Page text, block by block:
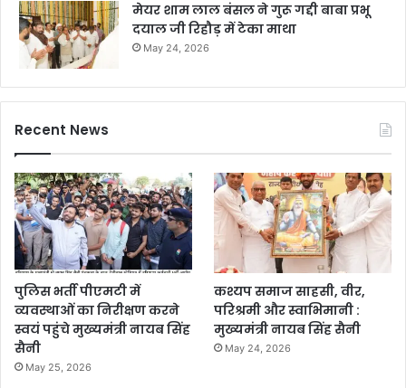
मेयर शाम लाल बंसल ने गुरू गद्दी बाबा प्रभू
दयाल जी रिहौड़ में टेका माथा
May 24, 2026
Recent News
पुलिस भर्ती पीएमटी में
व्यवस्थाओं का निरीक्षण करने
स्वयं पहुंचे मुख्यमंत्री नायब सिंह
सैनी
May 25, 2026
कश्यप समाज साहसी, वीर,
परिश्रमी और स्वाभिमानी :
मुख्यमंत्री नायब सिंह सैनी
May 24, 2026